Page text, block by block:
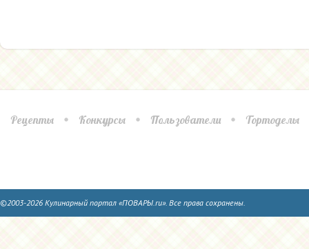
Рецепты Конкурсы Пользователи Тортоделы
©2003-2026 Кулинарный портал «ПОВАРЫ.ru». Все права сохранены.